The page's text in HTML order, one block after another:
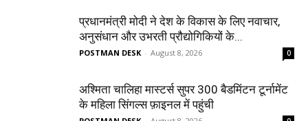
प्रधानमंत्री मोदी ने देश के विकास के लिए नवाचार,
अनुसंधान और उभरती प्रौद्योगिकियों के...
POSTMAN DESK - August 8, 2026 0
अश्मिता चालिहा मास्टर्स सुपर 300 बैडमिंटन टूर्नामेंट
के महिला सिंगल्स फ़ाइनल में पहुंची